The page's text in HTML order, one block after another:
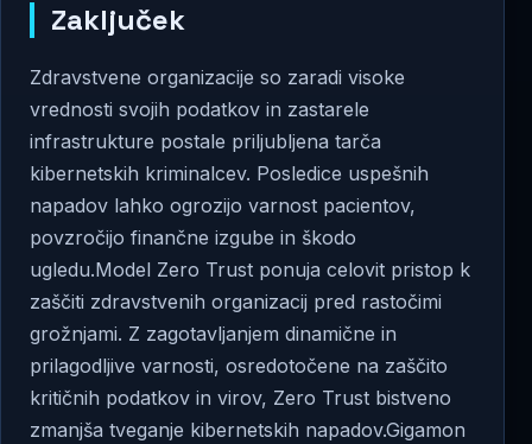
Zaključek
Zdravstvene organizacije so zaradi visoke
vrednosti svojih podatkov in zastarele
infrastrukture postale priljubljena tarča
kibernetskih kriminalcev. Posledice uspešnih
napadov lahko ogrozijo varnost pacientov,
povzročijo finančne izgube in škodo
ugledu.Model Zero Trust ponuja celovit pristop k
zaščiti zdravstvenih organizacij pred rastočimi
grožnjami. Z zagotavljanjem dinamične in
prilagodljive varnosti, osredotočene na zaščito
kritičnih podatkov in virov, Zero Trust bistveno
zmanjša tveganje kibernetskih napadov.Gigamon